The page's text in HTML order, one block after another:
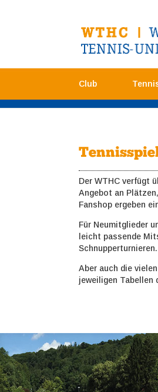
Club
Der WTHC verfügt
Angebot an
Fanshop ergeben
Für Neumitglieder
leicht passende
Schnupperturnieren.
Aber auch die
jeweiligen Tabellen